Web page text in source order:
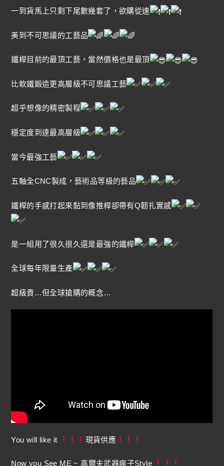
一到貨馬上只剩下尾數幾套了，欲購從速
美到不可思議的工藝品
鐵桿目前的最頂工藝，當然價格也是最頂
比軟鐵鍛造更高層級不可思議工藝
超乎想像的精密製程
穩定度到達最高層級
當今最強工藝
五軸全CNC製成，藝術品等級的藝品
鐵桿的手感打起來黏到像推桿卻帶有Q韌扎實感
是一組用了很久很久還是最強的鐵桿
全球每年限量生產
超級貴…但全球搶購的概念…
You will like it 現貨供應
Now you See ME ~ 高爾夫武器瘋子Style